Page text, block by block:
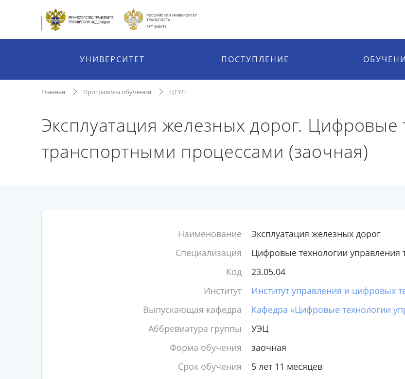
УНИВЕРСИТЕТ ПОСТУПЛЕНИЕ
Главная Программы обучения ЦТУП
Эксплуатация железных дорог. Цифровые
транспортными процессами (заочная)
Наименование
Эксплуатация железных дорог
Специализация
Цифровые технологии
Код
23.05.04
Институт
Институт управления и цифровых
Выпускающая кафедра
Кафедра «Цифровые технологии
Аббревиатура группы
УЭЦ
Форма обучения
заочная
Срок обучения
5 лет 11 месяцев